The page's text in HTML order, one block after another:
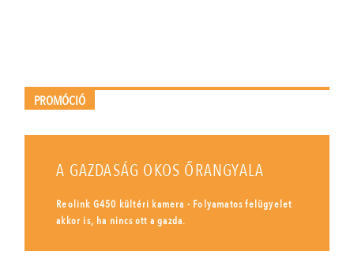
PROMÓCIÓ
A GAZDASÁG OKOS ŐRANGYALA
Reolink G450 kültéri kamera - Folyamatos felügyelet
akkor is, ha nincs ott a gazda.